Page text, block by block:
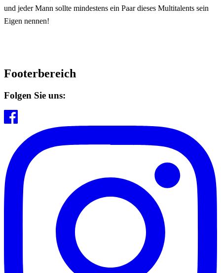
und jeder Mann sollte mindestens ein Paar dieses Multitalents sein
Eigen nennen!
Footerbereich
Folgen Sie uns: